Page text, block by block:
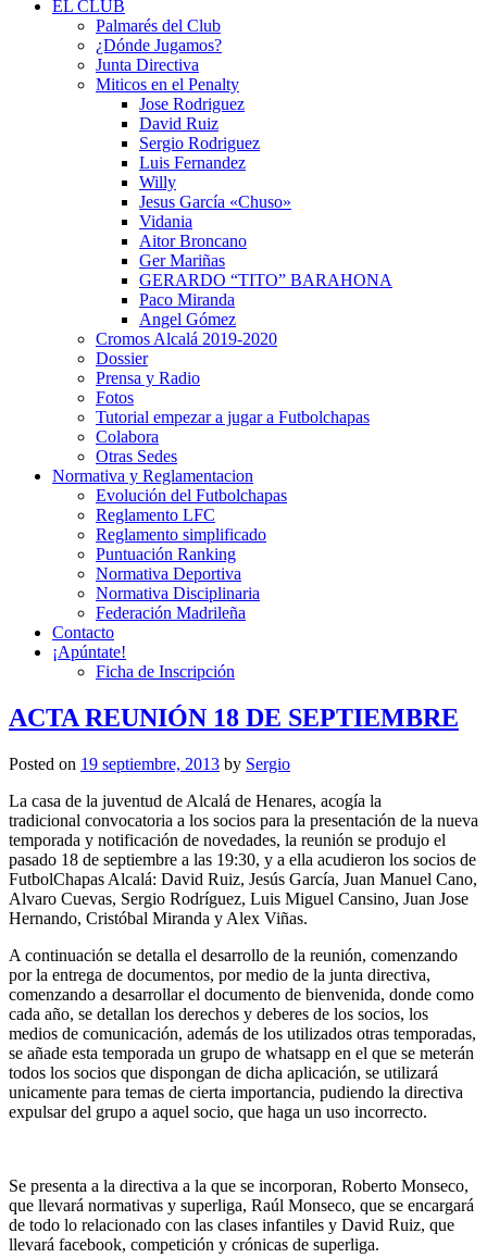
EL CLUB
Palmarés del Club
¿Dónde Jugamos?
Junta Directiva
Miticos en el Penalty
Jose Rodriguez
David Ruiz
Sergio Rodriguez
Luis Fernandez
Willy
Jesus García «Chuso»
Vidania
Aitor Broncano
Ger Mariñas
GERARDO “TITO” BARAHONA
Paco Miranda
Angel Gómez
Cromos Alcalá 2019-2020
Dossier
Prensa y Radio
Fotos
Tutorial empezar a jugar a Futbolchapas
Colabora
Otras Sedes
Normativa y Reglamentacion
Evolución del Futbolchapas
Reglamento LFC
Reglamento simplificado
Puntuación Ranking
Normativa Deportiva
Normativa Disciplinaria
Federación Madrileña
Contacto
¡Apúntate!
Ficha de Inscripción
ACTA REUNIÓN 18 DE SEPTIEMBRE
Posted on 19 septiembre, 2013 by Sergio
La casa de la juventud de Alcalá de Henares, acogía la
tradicional convocatoria a los socios para la presentación de la nueva
temporada y notificación de novedades, la reunión se produjo el
pasado 18 de septiembre a las 19:30, y a ella acudieron los socios de
FutbolChapas Alcalá: David Ruiz, Jesús García, Juan Manuel Cano,
Alvaro Cuevas, Sergio Rodríguez, Luis Miguel Cansino, Juan Jose
Hernando, Cristóbal Miranda y Alex Viñas.
A continuación se detalla el desarrollo de la reunión, comenzando
por la entrega de documentos, por medio de la junta directiva,
comenzando a desarrollar el documento de bienvenida, donde como
cada año, se detallan los derechos y deberes de los socios, los
medios de comunicación, además de los utilizados otras temporadas,
se añade esta temporada un grupo de whatsapp en el que se meterán
todos los socios que dispongan de dicha aplicación, se utilizará
unicamente para temas de cierta importancia, pudiendo la directiva
expulsar del grupo a aquel socio, que haga un uso incorrecto.
Se presenta a la directiva a la que se incorporan, Roberto Monseco,
que llevará normativas y superliga, Raúl Monseco, que se encargará
de todo lo relacionado con las clases infantiles y David Ruiz, que
llevará facebook, competición y crónicas de superliga.